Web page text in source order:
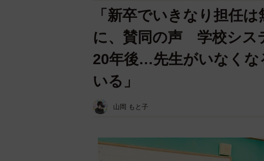
「新卒でいきなり担任
に、賛同の声 学校シス
20年後…先生がいなくな
いる」
山岡 もと子